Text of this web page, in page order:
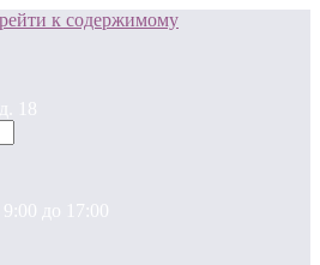
к содержимому
18
до 17:00